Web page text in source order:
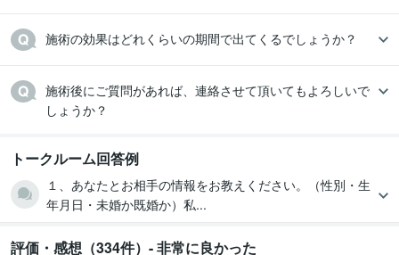
施術の効果はどれくらいの期間で出てくるでしょうか？
施術後にご質問があれば、連絡させて頂いてもよろしいで
しょうか？
トークルーム回答例
１、あなたとお相手の情報をお教えください。（性別・生
年月日・未婚か既婚か）私...
評価・感想（334件）- 非常に良かった